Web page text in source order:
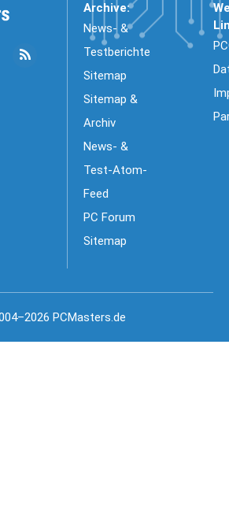
Archive:
News- &
Testberichte
Sitemap
Sitemap &
Archiv
News- &
Test-Atom-
Feed
PC Forum
Sitemap
PCMasters.de